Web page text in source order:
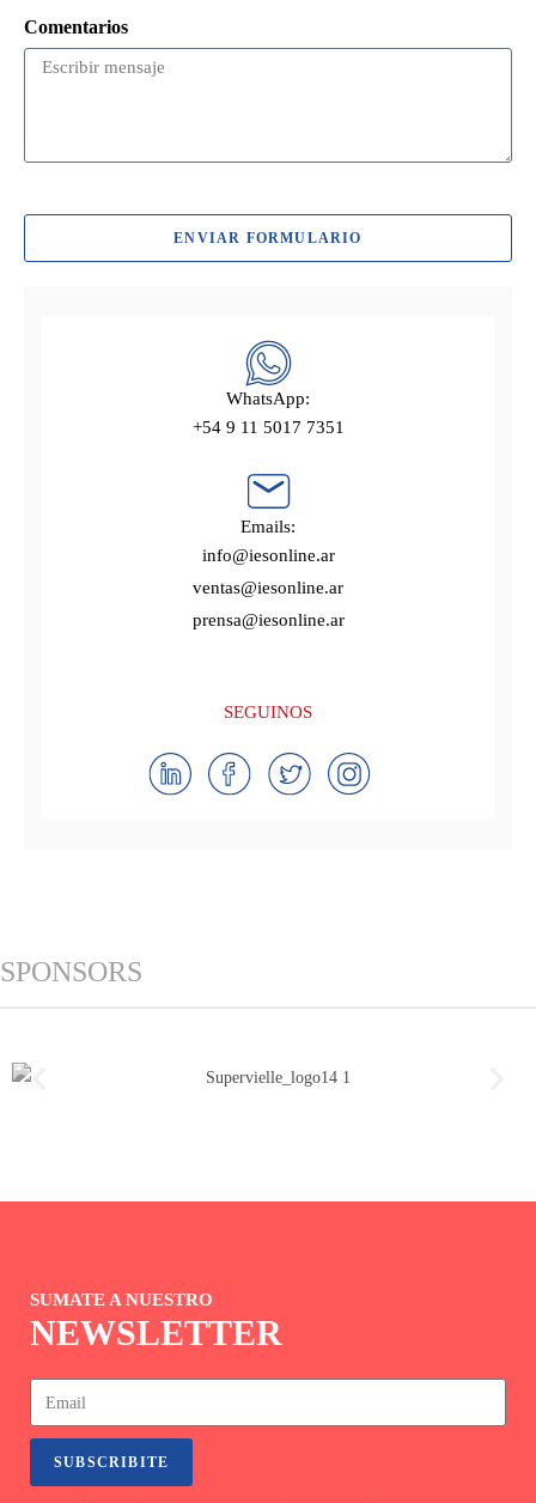
Comentarios
ENVIAR FORMULARIO
WhatsApp:
+54 9 11 5017 7351
Emails:
info@iesonline.ar
ventas@iesonline.ar
prensa@iesonline.ar
SEGUINOS
SPONSORS
SUMATE A NUESTRO
NEWSLETTER
SUBSCRIBITE